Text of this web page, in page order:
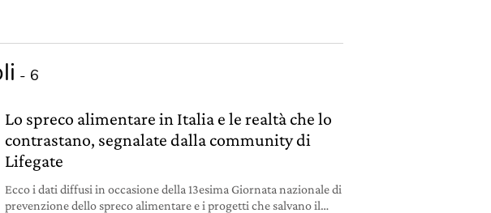
- 6
Lo spreco alimentare in Italia e le realtà che lo
contrastano, segnalate dalla community di
Lifegate
Ecco i dati diffusi in occasione della 13esima Giornata nazionale di
prevenzione dello spreco alimentare e i progetti che salvano il